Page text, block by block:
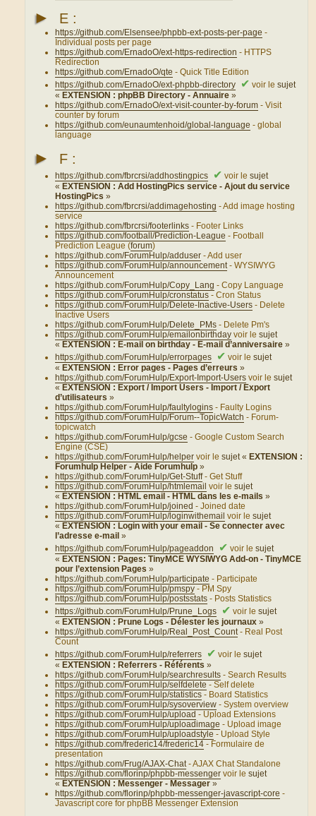
► E :
https://github.com/Elsensee/phpbb-ext-posts-per-page -
Individual posts per page
https://github.com/ErnadoO/ext-https-redirection - HTTPS
Redirection
https://github.com/ErnadoO/qte - Quick Title Edition
https://github.com/ErnadoO/ext-phpbb-directory
✔ voir lesujet
« EXTENSION : phpBB Directory - Annuaire»
https://github.com/ErnadoO/ext-visit-counter-by-forum - Visit
counter by forum
https://github.com/eunaumtenhoid/global-language - global
language
► F :
https://github.com/fbrcrsi/addhostingpics ✔ voir lesujet
« EXTENSION : Add HostingPics service - Ajout du service
HostingPics»
https://github.com/fbrcrsi/addimagehosting - Add image hosting
service
https://github.com/fbrcrsi/footerlinks - Footer Links
https://github.com/football/Prediction-League - Football
Prediction League (forum)
https://github.com/ForumHulp/adduser - Add user
https://github.com/ForumHulp/announcement- WYSIWYG
Announcement
https://github.com/ForumHulp/Copy_Lang - Copy Language
https://github.com/ForumHulp/cronstatus - Cron Status
https://github.com/ForumHulp/Delete-Inactive-Users - Delete
Inactive Users
https://github.com/ForumHulp/Delete_PMs - Delete Pm's
https://github.com/ForumHulp/emailonbirthday voir lesujet
« EXTENSION : E-mail on birthday - E-mail d’anniversaire»
https://github.com/ForumHulp/errorpages
✔ voir lesujet
« EXTENSION : Error pages - Pages d’erreurs»
https://github.com/ForumHulp/Export-Import-Users voir lesujet
« EXTENSION : Export / Import Users - Import / Export
d’utilisateurs»
https://github.com/ForumHulp/faultylogins - Faulty Logins
https://github.com/ForumHulp/Forum--TopicWatch - Forum-
topicwatch
https://github.com/ForumHulp/gcse - Google Custom Search
Engine (CSE)
https://github.com/ForumHulp/helper voir lesujet « EXTENSION :
Forumhulp Helper - Aide Forumhulp»
https://github.com/ForumHulp/Get-Stuff- Get Stuff
https://github.com/ForumHulp/htmlemail voir lesujet
« EXTENSION : HTML email - HTML dans les e-mails»
https://github.com/ForumHulp/joined - Joined date
https://github.com/ForumHulp/loginwithemail voir lesujet
« EXTENSION : Login with your email - Se connecter avec
l’adresse e-mail»
https://github.com/ForumHulp/pageaddon
✔ voir lesujet
« EXTENSION : Pages: TinyMCE WYSIWYG Add-on - TinyMCE
pour l’extension Pages»
https://github.com/ForumHulp/participate - Participate
https://github.com/ForumHulp/pmspy - PM Spy
https://github.com/ForumHulp/postsstats - Posts Statistics
https://github.com/ForumHulp/Prune_Logs
✔ voir lesujet
« EXTENSION : Prune Logs - Délester les journaux»
https://github.com/ForumHulp/Real_Post_Count- Real Post
Count
https://github.com/ForumHulp/referrers
✔ voir lesujet
« EXTENSION : Referrers - Référents»
https://github.com/ForumHulp/searchresults - Search Results
https://github.com/ForumHulp/selfdelete - Self delete
https://github.com/ForumHulp/statistics - Board Statistics
https://github.com/ForumHulp/sysoverview - System overview
https://github.com/ForumHulp/upload - Upload Extensions
https://github.com/ForumHulp/uploadimage - Upload image
https://github.com/ForumHulp/uploadstyle - Upload Style
https://github.com/frederic14/frederic14 - Formulaire de
presentation
https://github.com/Frug/AJAX-Chat- AJAX Chat Standalone
https://github.com/florinp/phpbb-messenger voir lesujet
« EXTENSION : Messenger - Messager»
https://github.com/florinp/phpbb-messenger-javascript-core -
Javascript core for phpBB Messenger Extension